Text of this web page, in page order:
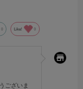
0 Like! 0
ございま